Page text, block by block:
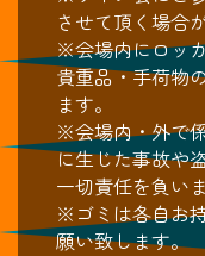
させて頂く場合
※会場内にロッ
貴重品・手荷物
ます。
※会場内・外で
に生じた事故や
一切責任を負い
※ゴミは各自お
願い致します。